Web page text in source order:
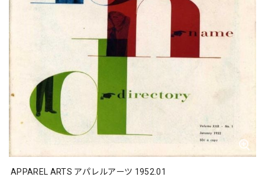
APPAREL ARTS アパレルアーツ 1952.01